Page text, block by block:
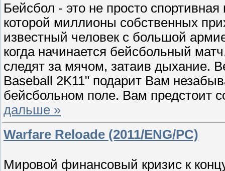
Бейсбол - это не просто
которой миллионы собственных
известный человек с большой
когда начинается бейсбольный
следят за мячом, затаив дыхание.
Baseball 2K11" подарит Вам
бейсбольном поле. Вам предстоит
дальше »
Warfare Reloade (2011/ENG/PC)
Мировой финансовый кризис к